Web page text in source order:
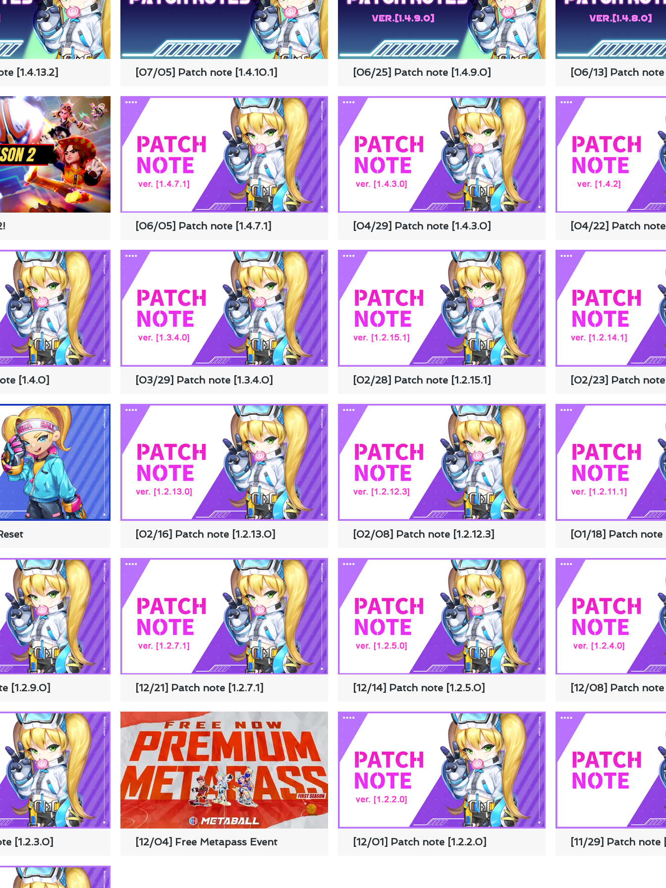
[1.4.13.2] [07/05] Patch note [1.4.10.1] [06/25] Patch note [1.4.9.0] [06/13] Patch
[06/05] Patch note [1.4.7.1] [04/29] Patch note [1.4.3.0] [04/22] Patch note
[1.4.0] [03/29] Patch note [1.3.4.0] [02/28] Patch note [1.2.15.1] [02/23] Patch note
[02/16] Patch note [1.2.13.0] [02/08] Patch note [1.2.12.3] [01/18] Patch note
[1.2.9.0] [12/21] Patch note [1.2.7.1] [12/14] Patch note [1.2.5.0] [12/08] Patch note
[1.2.3.0] [12/04] Free Metapass Event [12/01] Patch note [1.2.2.0] [11/29] Patch note